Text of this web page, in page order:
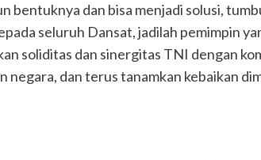
bentuknya dan bisa menjadi solusi,
seluruh Dansat, jadilah pemimpin
soliditas dan sinergitas TNI dengan
negara, dan terus tanamkan kebaikan